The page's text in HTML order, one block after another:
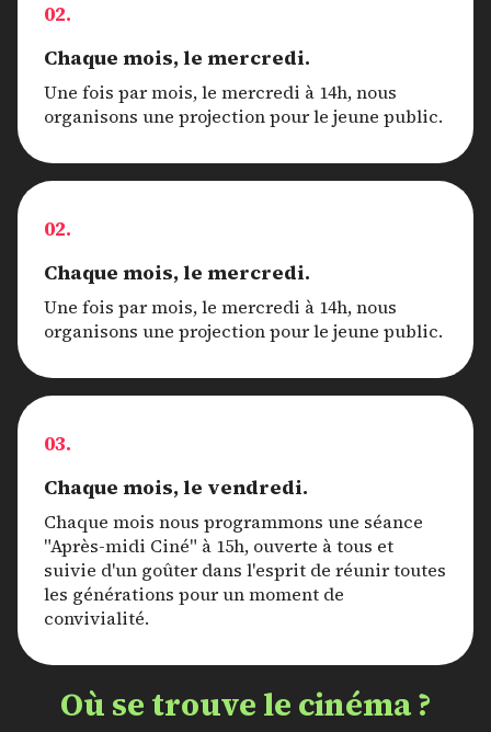
02.
Chaque mois, le mercredi.
Une fois par mois, le mercredi à 14h, nous
organisons une projection pour le jeune public.
02.
Chaque mois, le mercredi.
Une fois par mois, le mercredi à 14h, nous
organisons une projection pour le jeune public.
03.
Chaque mois, le vendredi.
Chaque mois nous programmons une séance
"Après-midi Ciné" à 15h, ouverte à tous et
suivie d'un goûter dans l'esprit de réunir toutes
les générations pour un moment de
convivialité.
Où se trouve le cinéma ?